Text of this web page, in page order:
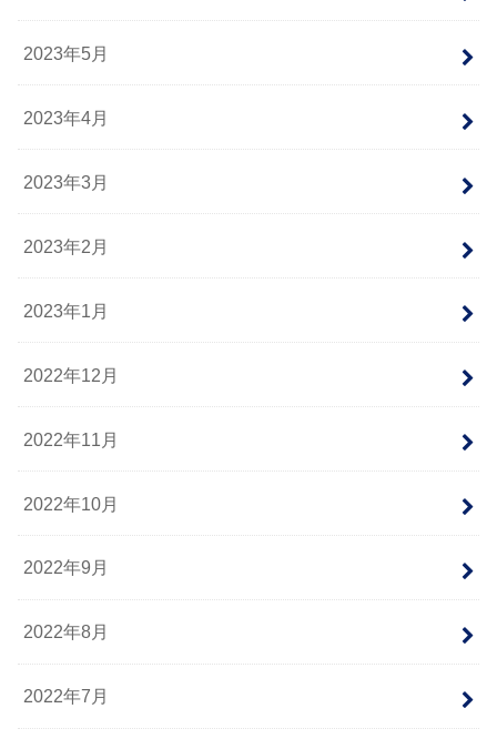
2023年5月
2023年4月
2023年3月
2023年2月
2023年1月
2022年12月
2022年11月
2022年10月
2022年9月
2022年8月
2022年7月